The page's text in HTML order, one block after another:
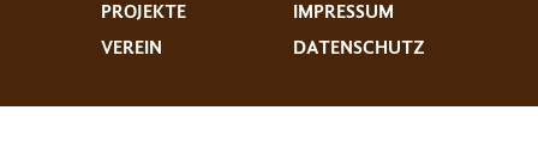
PROJEKTE
VEREIN
IMPRESSUM
DATENSCHUTZ